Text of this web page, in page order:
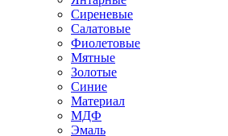
Сиреневые
Салатовые
Фиолетовые
Мятные
Золотые
Синие
Материал
МДФ
Эмаль